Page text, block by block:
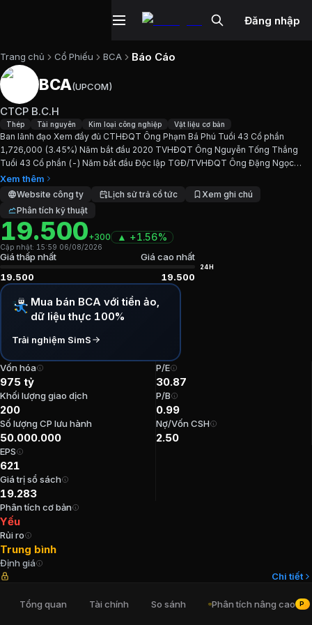
Đăng nhập
Trang chủ Cổ Phiếu BCA Báo Cáo
Cổ phiếuBCA—
Cập nhật: 6/8/2026 .
Ngành:Thép, Tài nguyên, Kim loại công nghiệp, Vật liệu cơ
Giới thiệuCTCP B.C.H
Ban lãnh đạo Xem đầy đủ CTHĐQT Ông Phạm Bá Phú
Chỉ số tài chính BCA
Giá hiện tại: 19500VND
Vốn hóa: 975 tỷ đồng
P/B: 0,99
EPS: 621,07
ROE:
ROA: 0,83%
Ban lãnh đạo CTCP B.C.H
Trưởng Ban kiểm soát
Chủ tịch Hội đồng Quản trị
Kế toán trưởng
Phó Tổng Giám đốc
Cổ đông lớn
BCA(UPCOM)
CTCP B.C.H
Thép Tài nguyên Kim loại công nghiệp Vật liệu cơ bản
Ban lãnh đạo Xem đầy đủ CTHĐQT Ông Phạm Bá Phú Tuổi 43 Cổ phần
1,726,000 (3.45%) Năm bắt đầu 2020 TVHĐQT Ông Nguyễn Tống Thắng
Tuổi 43 Cổ phần (-) Năm bắt đầu Độc lập TGĐ/TVHĐQT Ông Đặng Ngọc
Hưng Tuổi 47 Cổ phần 1,500,000 (3.00%) Năm bắt đầu 2018 Phó TGĐ Bà...
Xem thêm
Website công ty Lịch sử trả cổ tức
Xem ghi chú
Phân tích kỹ thuật
19.500+300 ▲ +1.56%
Cập nhật: 15:59 06/08/2026
Giá thấp nhất
Giá cao nhất
19.500
19.500
24H
Mua bán BCA với tiền ảo,
dữ liệu thực 100%
Trải nghiệm SimS
Vốn hóa
975 tỷ
Khối lượng giao dịch
200
Số lượng CP lưu hành
50.000.000
P/E
30.87
P/B
0.99
Nợ/Vốn CSH
2.50
EPS
621
Giá trị sổ sách
19.283
Phân tích cơ bản
Yếu
Rủi ro
Trung bình
Định giá
Chi tiết
Tổng quan Tài chính So sánh Phân tích nâng cao PRO